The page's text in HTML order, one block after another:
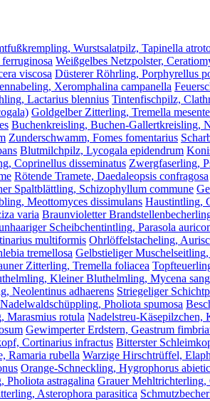
Wurstsalatpilz, Tapinella
Weißgelbes Netzpolster,
viscosa Düsterer Röhrling, Porphyrellus
Xeromphalina campanella
Lactarius blennius Tintenfischpilz,
Goldgelber Zitterling, Tremella
Buchenkreisling, Buchen-Gallertkreisling,
Zunderschwamm, Fomes fomentarius
Blutmilchpilz, Lycogala epidendrum
Coprinellus disseminatus Zwergfaserling,
Rötende Tramete, Daedaleopsis confragosa
Spaltblättling, Schizophyllum commune
Meottomyces dissimulans Haustintling,
varia Braunvioletter
Scheibchentintling, Parasola
multiformis Ohrlöffelstacheling,
tremellosa Gelbstieliger
Zitterling, Tremella foliacea
Kleiner Bluthelmling, Mycena
Neolentinus adhaerens Striegeliger
Nadelwaldschüppling, Pholiota spumosa
Marasmius rotula Nadelstreu-Käsepilzchen,
Gewimperter Erdstern, Geastrum
Cortinarius infractus Bitterster
Ramaria rubella Warzige Hirschtrüffel,
Orange-Schneckling, Hygrophorus
Pholiota astragalina Grauer Mehltrichterling,
Asterophora parasitica